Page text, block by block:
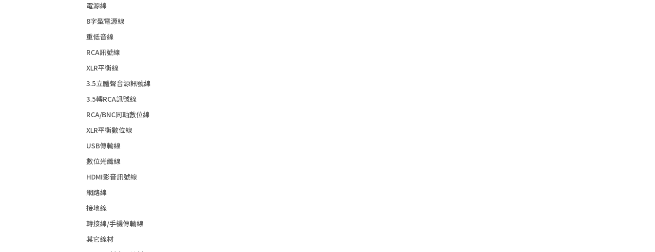
電源線
8字型電源線
重低音線
RCA訊號線
XLR平衡線
3.5立體聲音源訊號線
3.5轉RCA訊號線
RCA/BNC同軸數位線
XLR平衡數位線
USB傳輸線
數位光纖線
HDMI影音訊號線
網路線
接地線
轉接線/手機傳輸線
其它線材